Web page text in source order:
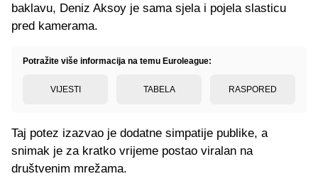
baklavu, Deniz Aksoy je sama sjela i pojela slasticu
pred kamerama.
Potražite više informacija na temu Euroleague:
VIJESTI TABELA RASPORED
Taj potez izazvao je dodatne simpatije publike, a
snimak je za kratko vrijeme postao viralan na
društvenim mrežama.